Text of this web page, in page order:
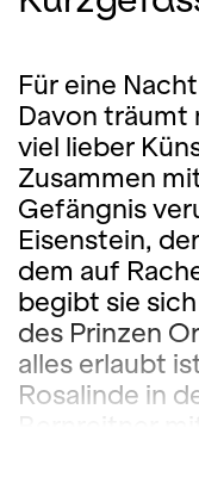
Für eine
Davon träumt
viel lieber
Zusammen
Gefängnis
Eisenstein,
dem auf
begibt sie
des Prinzen
alles erlaubt
Rosalinde in